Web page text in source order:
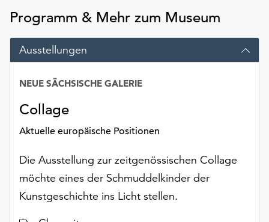
die
Schaltfläche
„Cookie-
Einstellungen“
Verfügung.
Cookies
werden
auch
Ihr
Einverständnis
weiterhin
Programm & Mehr zum Museum
Ausstellungen
Collage
Aktuelle europäische Positionen
NEUE SÄCHSISCHE GALERIE
Die Ausstellung zur zeitgenössischen Collage
möchte eines der Schmuddelkinder der
Kunstgeschichte ins Licht stellen.